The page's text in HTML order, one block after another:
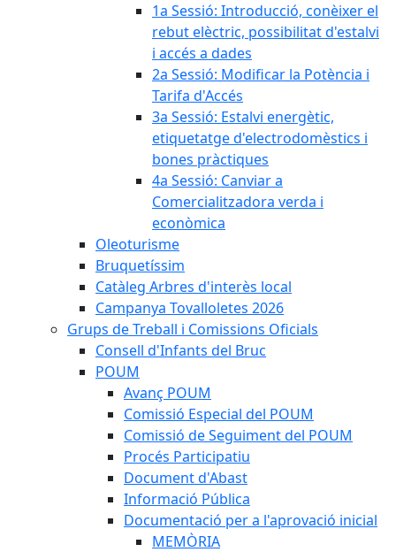
1a Sessió: Introducció, conèixer el
rebut elèctric, possibilitat d'estalvi
i accés a dades
2a Sessió: Modificar la Potència i
Tarifa d'Accés
3a Sessió: Estalvi energètic,
etiquetatge d'electrodomèstics i
bones pràctiques
4a Sessió: Canviar a
Comercialitzadora verda i
econòmica
Oleoturisme
Bruquetíssim
Catàleg Arbres d'interès local
Campanya Tovalloletes 2026
Grups de Treball i Comissions Oficials
Consell d'Infants del Bruc
POUM
Avanç POUM
Comissió Especial del POUM
Comissió de Seguiment del POUM
Procés Participatiu
Document d'Abast
Informació Pública
Documentació per a l'aprovació inicial
MEMÒRIA